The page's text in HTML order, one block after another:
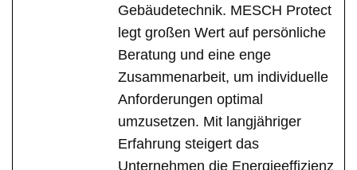
Gebäudetechnik. MESCH Protect
legt großen Wert auf persönliche
Beratung und eine enge
Zusammenarbeit, um individuelle
Anforderungen optimal
umzusetzen. Mit langjähriger
Erfahrung steigert das
Unternehmen die Energieeffizienz